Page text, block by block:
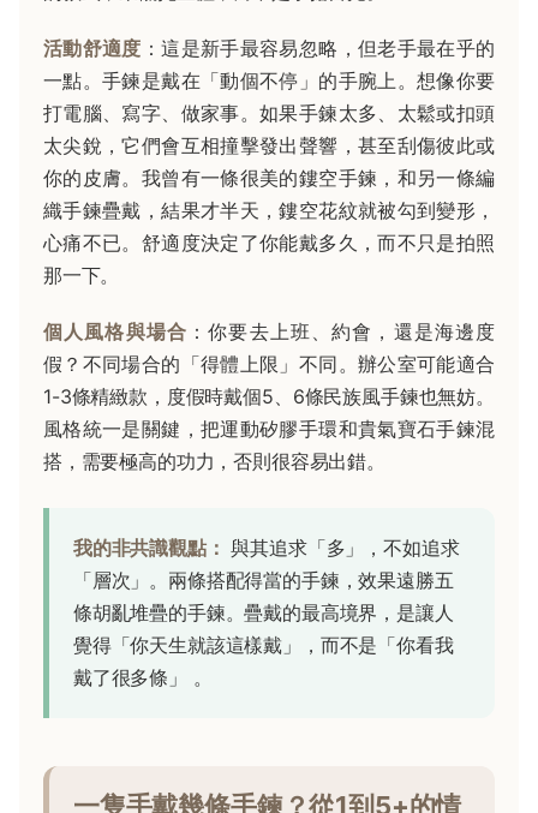
活動舒適度 ：這是新手最容易忽略，但老手最在乎的
一點。手鍊是戴在「動個不停」的手腕上。想像你要
打電腦、寫字、做家事。如果手鍊太多、太鬆或扣頭
太尖銳，它們會互相撞擊發出聲響，甚至刮傷彼此或
你的皮膚。我曾有一條很美的鏤空手鍊，和另一條編
織手鍊疊戴，結果才半天，鏤空花紋就被勾到變形，
心痛不已。舒適度決定了你能戴多久，而不只是拍照
那一下。
個人風格與場合 ：你要去上班、約會，還是海邊度
假？不同場合的「得體上限」不同。辦公室可能適合
1-3條精緻款，度假時戴個5、6條民族風手鍊也無妨。
風格統一是關鍵，把運動矽膠手環和貴氣寶石手鍊混
搭，需要極高的功力，否則很容易出錯。
我的非共識觀點： 與其追求「多」，不如追求
「層次」。兩條搭配得當的手鍊，效果遠勝五
條胡亂堆疊的手鍊。疊戴的最高境界，是讓人
覺得「你天生就該這樣戴」，而不是「你看我
戴了很多條」 。
一隻手戴幾條手鍊？從1到5+的情